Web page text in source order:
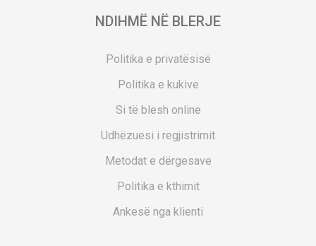
NDIHMË NË BLERJE
Politika e privatësisë
Politika e kukive
Si të blesh online
Udhëzuesi i regjistrimit
Metodat e dërgesave
Politika e kthimit
Ankesë nga klienti